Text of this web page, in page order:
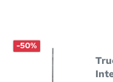
-50%